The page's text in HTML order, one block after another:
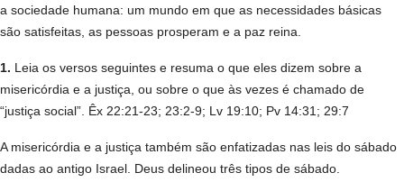
a sociedade humana: um mundo em que as necessidades básicas
são satisfeitas, as pessoas prosperam e a paz reina.
1. Leia os versos seguintes e resuma o que eles dizem sobre a
misericórdia e a justiça, ou sobre o que às vezes é chamado de
“justiça social”. Êx 22:21-23; 23:2-9; Lv 19:10; Pv 14:31; 29:7
A misericórdia e a justiça também são enfatizadas nas leis do sábado
dadas ao antigo Israel. Deus delineou três tipos de sábado.